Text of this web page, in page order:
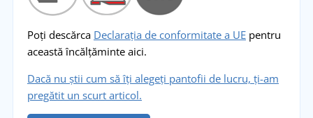
Poți descărca Declarația de conformitate a UEpentru
această încălțăminte aici.
Dacă nu știi cum să îți alegeți pantofii de lucru, ți-am
pregătit un scurt articol.